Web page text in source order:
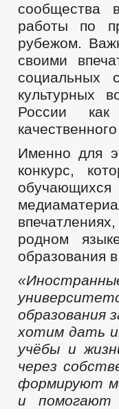
сообщества
работы по
рубежом.
своими
социальных
культурных
России
Именно для
конкурс,
родном
образования
образования
хотим дать
учёбы и
через
формируют
и помогают